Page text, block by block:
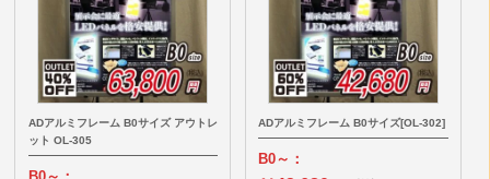
ADアルミフレーム B0サイズ アウトレ
ット OL-305
ADアルミフレーム B0サイズ[OL-302]
B0～：